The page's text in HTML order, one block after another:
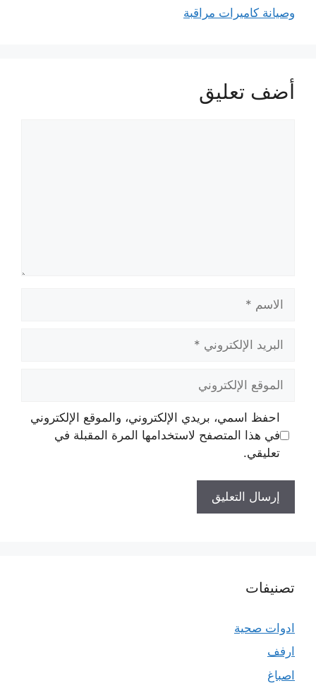
وصيانة كاميرات مراقبة
أضف تعليق
الاسم
البريد
الإلكتروني
الموقع
الإلكتروني
احفظ اسمي، بريدي الإلكتروني، والموقع الإلكتروني
في هذا المتصفح لاستخدامها المرة المقبلة في
تعليقي.
تصنيفات
ادوات صحية
ارفف
اصباغ